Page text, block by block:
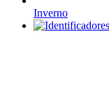
Inverno